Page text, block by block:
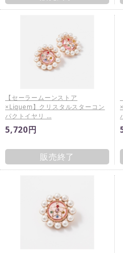
【セーラームーンストア
×Liquem】クリスタルスターコン
パクトイヤリ …
5,720円
販売終了